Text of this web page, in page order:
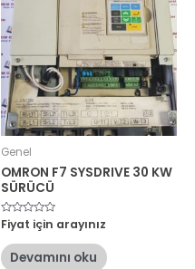
Genel
OMRON F7 SYSDRIVE 30 KW
SÜRÜCÜ
5
üzerinden
oy
aldı
Fiyat için arayınız
Devamını oku